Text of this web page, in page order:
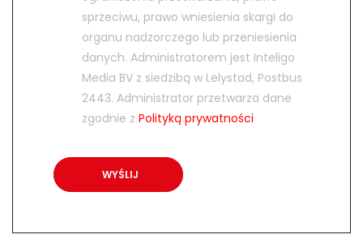
sprzeciwu, prawo wniesienia skargi do
organu nadzorczego lub przeniesienia
danych. Administratorem jest Inteligo
Media BV z siedzibą w Lelystad, Postbus
2443. Administrator przetwarza dane
zgodnie z Polityką prywatności